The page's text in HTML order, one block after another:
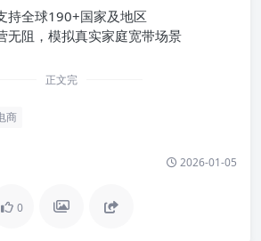
持全球190+国家及地区
无阻，模拟真实家庭宽带场景
正文完
商
2026-01-05
0